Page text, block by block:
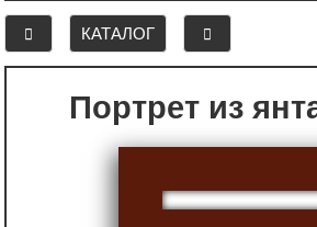
КАТАЛОГ
Портрет из